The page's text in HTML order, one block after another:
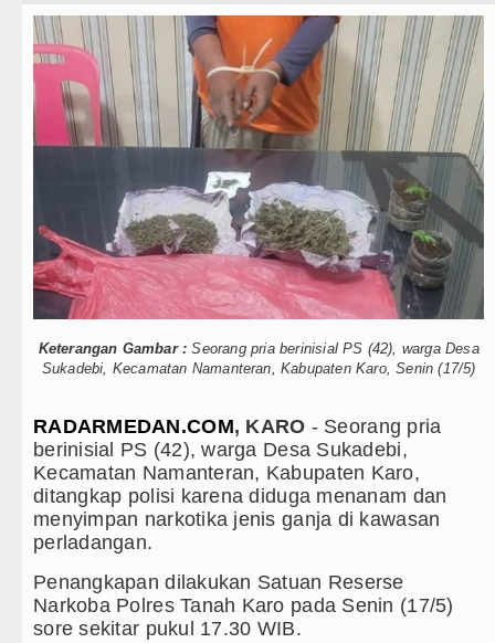
Internasional
Wisata
TIPS dan TRIK
Video
Kesehatan
Rico Waas Tinjau Rehabilitasi 3
Bappelitbangda Toba Gelar
Wali Kota Medan Dikukuhkan
Sebut LSL Pengidap HIV/AIDS
Arsenal Dibungkam Real Betis
Chelsea Tumbang Ditekuk
AC Milan Hanya Bermain
Bayern Munich vs Aston Villa
Wabup Taput Hadiri Rapat
Rico Waas Tinjau Rehabilitasi 3
Bappelitbangda Toba Gelar
Wali Kota Medan Dikukuhkan
Sebut LSL Pengidap HIV/AIDS
Keterangan Gambar : Seorang pria berinisial PS (42), warga Desa
Sukadebi, Kecamatan Namanteran, Kabupaten Karo, Senin (17/5)
RADARMEDAN.COM, KARO - Seorang pria
berinisial PS (42), warga Desa Sukadebi,
Kecamatan Namanteran, Kabupaten Karo,
ditangkap polisi karena diduga menanam dan
menyimpan narkotika jenis ganja di kawasan
perladangan.
Penangkapan dilakukan Satuan Reserse
Narkoba Polres Tanah Karo pada Senin (17/5)
sore sekitar pukul 17.30 WIB.